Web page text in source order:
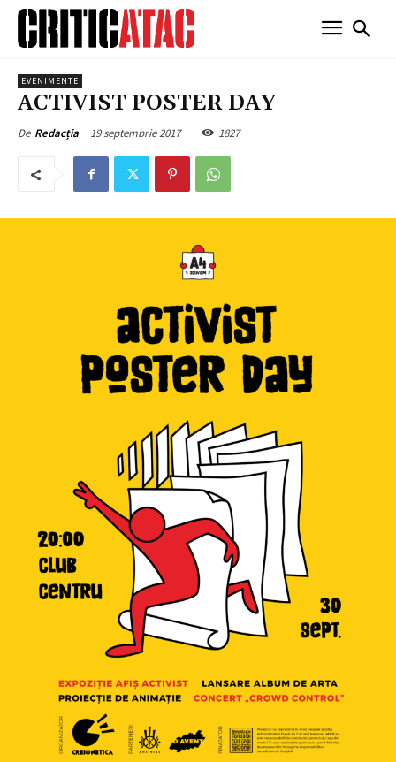
EVENIMENTE
ACTIVIST POSTER DAY
De Redacția 19 septembrie 2017 1827